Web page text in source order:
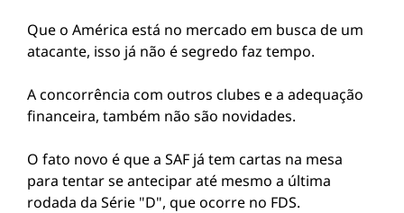
Que o América está no mercado em busca de um
atacante, isso já não é segredo faz tempo.
A concorrência com outros clubes e a adequação
financeira, também não são novidades.
O fato novo é que a SAF já tem cartas na mesa
para tentar se antecipar até mesmo a última
rodada da Série "D", que ocorre no FDS.